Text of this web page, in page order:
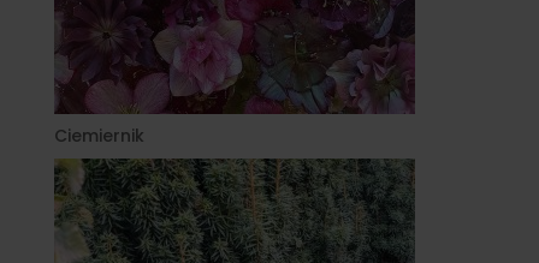
Ciemiernik